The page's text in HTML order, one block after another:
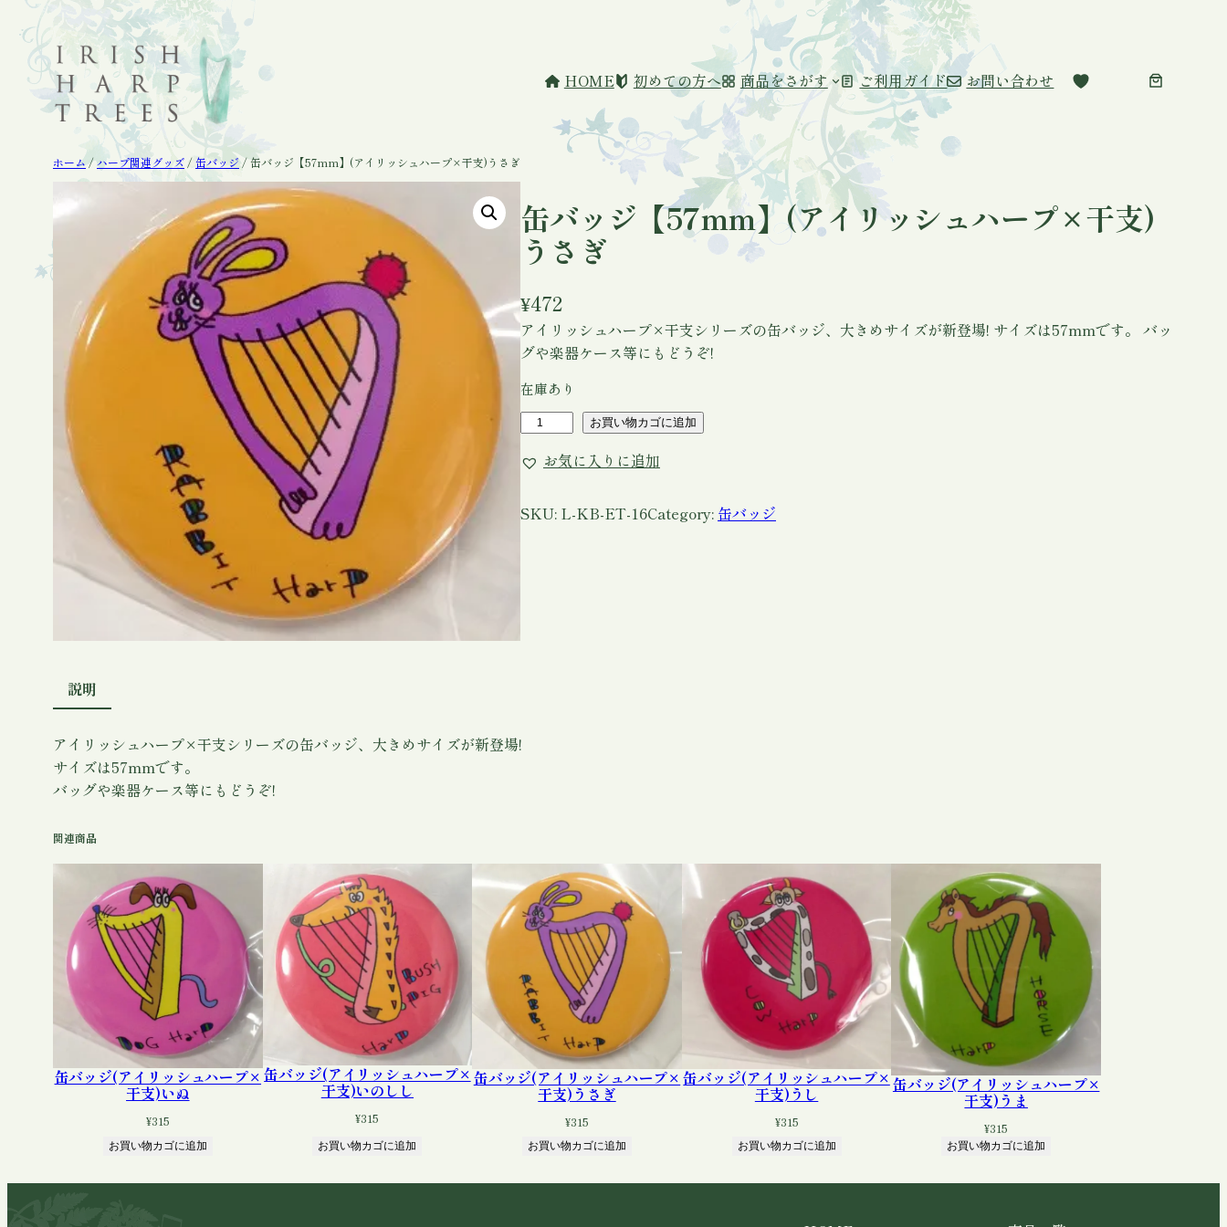
容
HOME 初めての方へ 商品をさがす ご利用ガイド お問い合わせ
ホーム/ハープ関連グッズ /缶バッジ/ 缶バッジ【57mm】(アイリッシュハープ×干支)うさぎ
缶バッジ【57mm】(アイリッシュハープ×干支)
うさぎ
¥472
アイリッシュハープ×干支シリーズの缶バッジ、大きめサイズが新登場! サイズは57mmです。 バッ
グや楽器ケース等にもどうぞ!
在庫あり
ッ
【
ッ
×
干
支
う
さ
ぎ
個
お買い物カゴに追加
お気に入りに追加
SKU: L-KB-ET-16Category: 缶バッジ
説明
アイリッシュハープ×干支シリーズの缶バッジ、大きめサイズが新登場!
サイズは57mmです。
バッグや楽器ケース等にもどうぞ!
関連商品
缶バッジ(アイリッシュハープ×
干支)いぬ
¥315
お買い物カゴに追加
缶バッジ(アイリッシュハープ×
干支)いのしし
¥315
お買い物カゴに追加
缶バッジ(アイリッシュハープ×
干支)うさぎ
¥315
お買い物カゴに追加
缶バッジ(アイリッシュハープ×
干支)うし
¥315
お買い物カゴに追加
缶バッジ(アイリッシュハープ×
干支)うま
¥315
お買い物カゴに追加